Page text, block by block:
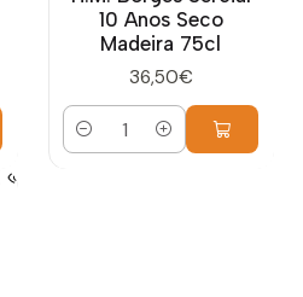
10 Anos Seco
Madeira 75cl
36,50€
Quantidade